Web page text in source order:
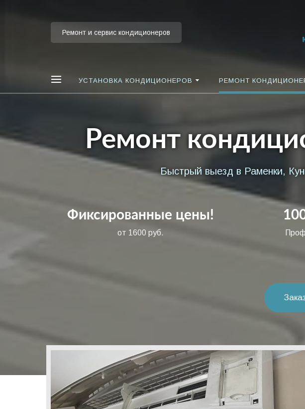
Ремонт и сервис кондиционеров
УСТАНОВКА КОНДИЦИОНЕРОВ РЕМОНТ
Ремонт
Быстрый выезд в Раменки,
Фиксированные цены!
от 1600 руб.